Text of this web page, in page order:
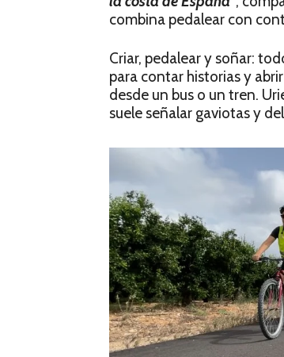
combina pedalear con
Criar, pedalear y soñar:
para contar historias y
desde un bus o un tren.
suele señalar gaviotas y